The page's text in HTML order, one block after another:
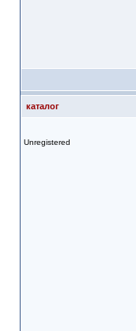
каталог
Unregistered